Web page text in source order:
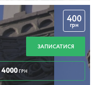
400
грн
ЗАПИСАТИСЯ
4000 ГРН